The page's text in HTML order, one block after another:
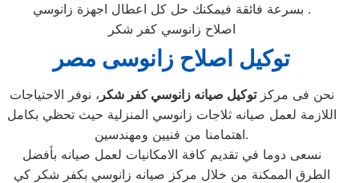
بسرعة فائقة فيمكنك حل كل اعطال اجهزة زانوسي .
اصلاح زانوسي كفر شكر
توكيل اصلاح زانوسى مصر
نحن فى مركزتوكيل صيانه زانوسي كفر شكر ، نوفر الاحتياجات
اللازمة لعمل صيانه ثلاجات زانوسي المنزلية حيث تحظي بكامل
اهتمامنا من فنيين ومهندسين.
نسعى دوما في تقديم كافة الامكانيات لعمل صيانه بأفضل
الطرق الممكنة من خلال مركز صيانه زانوسي بكفر شكر كي